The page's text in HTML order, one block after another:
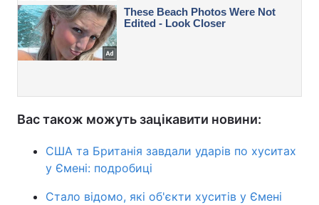
Вас також можуть зацікавити новини:
США та Британія завдали ударів по хуситах
у Ємені: подробиці
Стало відомо, які об'єкти хуситів у Ємені